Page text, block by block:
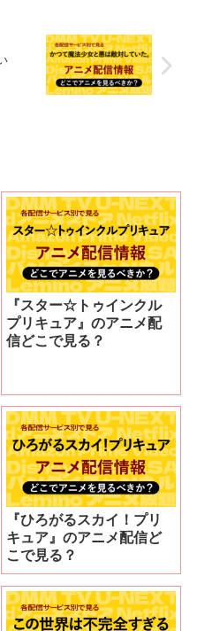
『スター☆トゥインクル
プリキュア』のアニメ配
信どこで見る？
『ひろがるスカイ！プリ
キュア』のアニメ配信ど
こで見る？